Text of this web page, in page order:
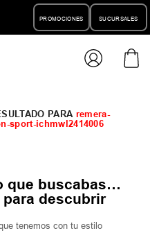
PROMOCIONES SUCURSALES
remera-
sport-ichmwl2414006
que buscabas…
descubrir
tenemos con tu estilo